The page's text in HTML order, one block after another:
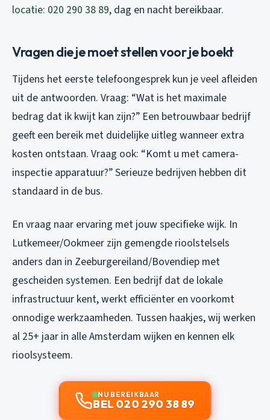
locatie: 020 290 38 89, dag en nacht bereikbaar.
Vragen die je moet stellen voor je boekt
Tijdens het eerste telefoongesprek kun je veel afleiden
uit de antwoorden. Vraag: “Wat is het maximale
bedrag dat ik kwijt kan zijn?” Een betrouwbaar bedrijf
geeft een bereik met duidelijke uitleg wanneer extra
kosten ontstaan. Vraag ook: “Komt u met camera-
inspectie apparatuur?” Serieuze bedrijven hebben dit
standaard in de bus.
En vraag naar ervaring met jouw specifieke wijk. In
Lutkemeer/Ookmeer zijn gemengde rioolstelsels
anders dan in Zeeburgereiland/Bovendiep met
gescheiden systemen. Een bedrijf dat de lokale
infrastructuur kent, werkt efficiënter en voorkomt
onnodige werkzaamheden. Tussen haakjes, wij werken
al 25+ jaar in alle Amsterdam wijken en kennen elk
rioolsysteem.
NU BEREIKBAAR
BEL 020 290 38 89